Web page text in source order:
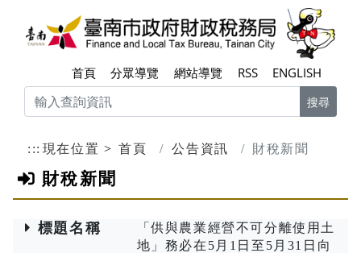
跳到主要內容區塊
首頁 分眾導覽 網站導覽 RSS ENGLISH
搜尋
::: 現在位置 首頁 公告資訊 財稅新聞
財稅新聞
標題名稱
「供與農業經營不可分離使用土
地」務必在5月1日至5月31日向